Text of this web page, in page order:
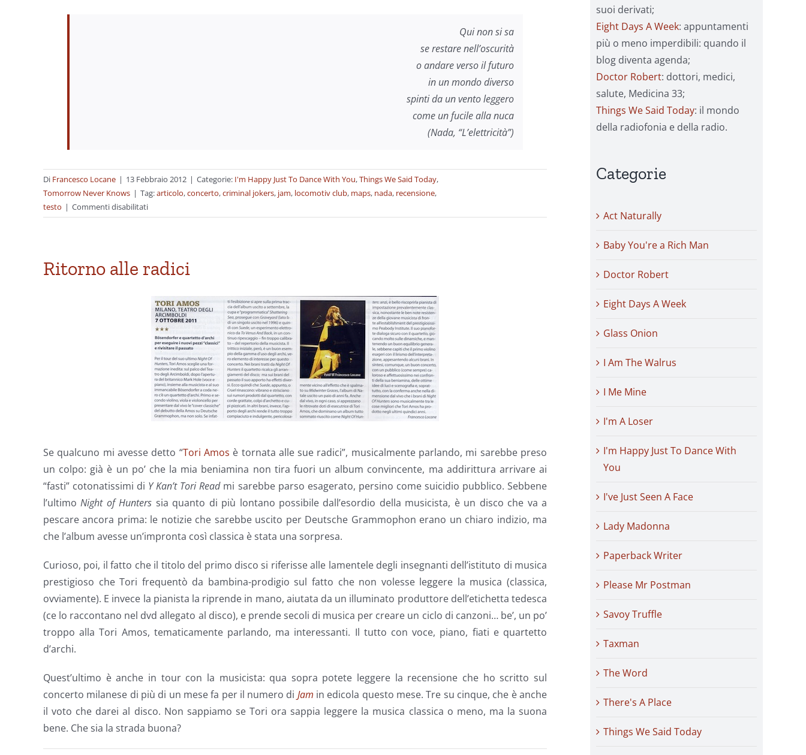
Qui non si sa
se restare nell’oscurità
o andare verso il futuro
in un mondo diverso
spinti da un vento leggero
come un fucile alla nuca
(Nada, “L’elettricità”)
Di Francesco Locane | 13 Febbraio 2012 | Categorie: I'm Happy Just To Dance With You,Things We Said Today,
Tomorrow Never Knows | Tag:articolo,concerto,criminal jokers, jam, locomotiv club, maps, nada, recensione,
testo | Commenti disabilitatisu
L’elettricità
Ritorno alle radici
Se qualcuno mi avesse detto “Tori Amos è tornata alle sue radici”, musicalmente parlando, mi sarebbe preso
un colpo: già è un po’ che la mia beniamina non tira fuori un album convincente, ma addirittura arrivare ai
“fasti” cotonatissimi di Y Kan’t Tori Readmi sarebbe parso esagerato, persino come suicidio pubblico. Sebbene
l’ultimoNight of Hunters sia quanto di più lontano possibile dall’esordio della musicista, è un disco che va a
pescare ancora prima: le notizie che sarebbe uscito per Deutsche Grammophon erano un chiaro indizio, ma
che l’album avesse un’impronta così classica è stata una sorpresa.
Curioso, poi, il fatto che il titolo del primo disco si riferisse alle lamentele degli insegnanti dell’istituto di musica
prestigioso che Tori frequentò da bambina-prodigio sul fatto che non volesse leggere la musica (classica,
ovviamente). E invece la pianista la riprende in mano, aiutata da un illuminato produttore dell’etichetta tedesca
(ce lo raccontano nel dvd allegato al disco), e prende secoli di musica per creare un ciclo di canzoni… be’, un po’
troppo alla Tori Amos, tematicamente parlando, ma interessanti. Il tutto con voce, piano, fiati e quartetto
d’archi.
Quest’ultimo è anche in tour con la musicista: qua sopra potete leggere la recensione che ho scritto sul
concerto milanese di più di un mese fa per il numero di Jam in edicola questo mese. Tre su cinque, che è anche
il voto che darei al disco. Non sappiamo se Tori ora sappia leggere la musica classica o meno, ma la suona
bene. Che sia la strada buona?
suoi derivati;
Eight Days A Week: appuntamenti
più o meno imperdibili: quando il
blog diventa agenda;
Doctor Robert: dottori, medici,
salute, Medicina 33;
Things We Said Today: il mondo
della radiofonia e della radio.
Categorie
Act Naturally
Baby You're a Rich Man
Doctor Robert
Eight Days A Week
Glass Onion
I Am The Walrus
I Me Mine
I'm A Loser
I'm Happy Just To Dance With
You
I've Just Seen A Face
Lady Madonna
Paperback Writer
Please Mr Postman
Savoy Truffle
Taxman
The Word
There's A Place
Things We Said Today